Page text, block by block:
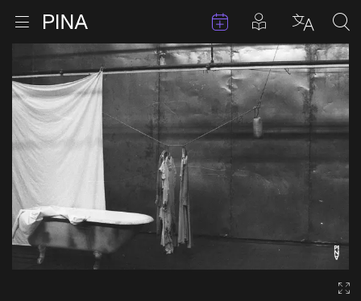
Aller au contenu
Ouvrir le menu Retour à la page d'accueil Évenements
Articles en